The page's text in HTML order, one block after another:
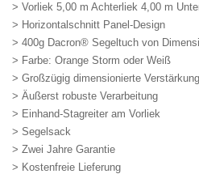
> Vorliek 5,00 m Achterliek 4,00 m
> Horizontalschnitt Panel-Design
> 400g Dacron® Segeltuch von
> Farbe: Orange Storm oder Weiß
> Großzügig dimensionierte
> Äußerst robuste Verarbeitung
> Einhand-Stagreiter am Vorliek
> Segelsack
> Zwei Jahre Garantie
> Kostenfreie Lieferung